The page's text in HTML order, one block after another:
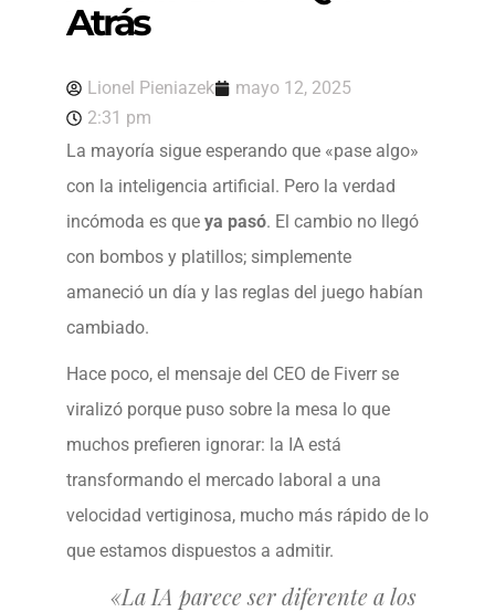
Atrás
Lionel Pieniazek
mayo 12, 2025
2:31 pm
La mayoría sigue esperando que «pase algo»
con la inteligencia artificial. Pero la verdad
incómoda es que ya pasó. El cambio no llegó
con bombos y platillos; simplemente
amaneció un día y las reglas del juego habían
cambiado.
Hace poco, el mensaje del CEO de Fiverr se
viralizó porque puso sobre la mesa lo que
muchos prefieren ignorar: la IA está
transformando el mercado laboral a una
velocidad vertiginosa, mucho más rápido de lo
que estamos dispuestos a admitir.
«La IA parece ser diferente a los